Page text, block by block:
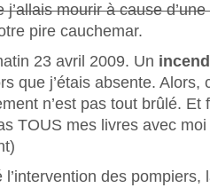
j’allais mourir à cause
pire cauchemar.
23 avril 2009. Un
que j’étais absente. Alors,
n’est pas tout brûlé. Et
TOUS mes livres avec
des pompiers,